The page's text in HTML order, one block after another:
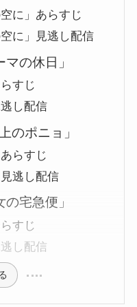
に」あらすじ
に」見逃し配信
の休日」
すじ
し配信
のポニョ」
らすじ
逃し配信
宅急便」
すじ
し配信